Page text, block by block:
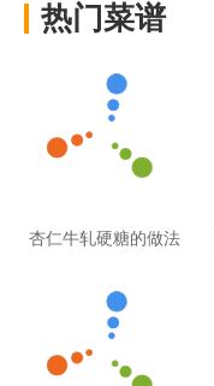
热门菜谱
杏仁牛轧硬糖的做法